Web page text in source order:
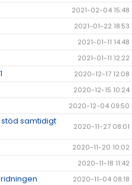
2021-02-04 15:48
2021-01-22 18:53
2021-01-11 14:48
2021-01-11 12:22
2020-12-17 12:08
2020-12-15 10:24
2020-12-04 09:50
stöd samtidigt
2020-11-27 08:01
2020-11-20 10:02
2020-11-18 11:42
2020-11-04 08:18